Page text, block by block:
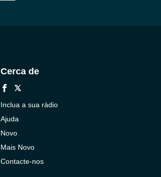
Cerca de
Inclua a sua rádio
Ajuda
Novo
Mais Novo
Contacte-nos